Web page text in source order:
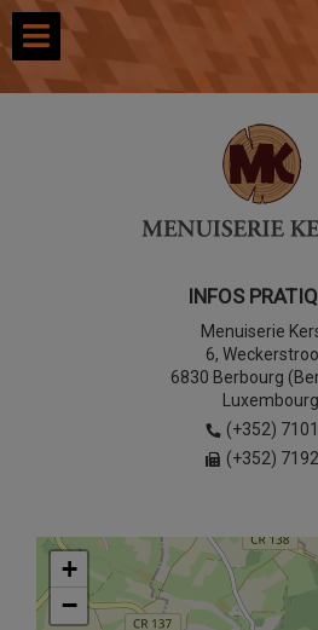
INFOS
Menuiserie
6,
6830 Berbourg
Luxembourg
(+352)
(+352)
+
−
+
−